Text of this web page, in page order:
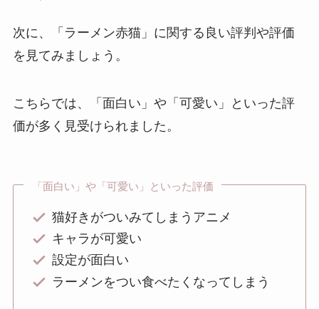
次に、「ラーメン赤猫」に関する良い評判や評価
を見てみましょう。
こちらでは、「面白い」や「可愛い」といった評
価が多く見受けられました。
「面白い」や「可愛い」といった評価
猫好きがついみてしまうアニメ
キャラが可愛い
設定が面白い
ラーメンをつい食べたくなってしまう